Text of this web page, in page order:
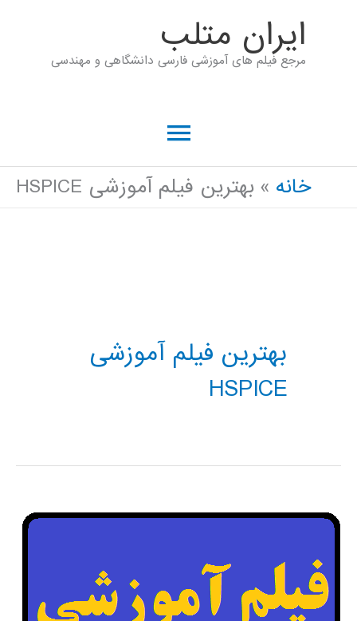
ايران متلب
مرجع فیلم های آموزشی فارسی دانشگاهی و مهندسی
فهرست
اصلی
خانه بهترین فیلم آموزشی HSPICE
بهترین فیلم آموزشی
HSPICE